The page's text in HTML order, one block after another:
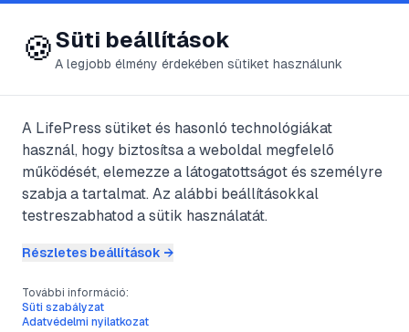
😍 LifePress
Főoldal Szerzők / @ tata25
@tata25bejegyzései
6publikált bejegyzés
A Gidrán – az egyik legjobb
🍪Süti beállítások
A legjobb élmény érdekében sütiket használunk
A LifePress sütiket és hasonló technológiákat
használ, hogy biztosítsa a weboldal megfelelő
működését, elemezze a látogatottságot és személyre
szabja a tartalmat. Az alábbi beállításokkal
testreszabhatod a sütik használatát.
Részletes beállítások →
További információ:
Süti szabályzat
Adatvédelmi nyilatkozat